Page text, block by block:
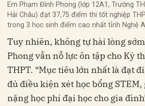
Em Phạm Đình Phong (lớp 12A1, Trường
Hải Châu) đạt 37,75 điểm thi tốt nghiệp
trong 3 học sinh điểm cao nhất tỉnh Nghệ
Tuy nhiên, không tự hài lòng
Phong vẫn nỗ lực ôn tập cho Kỳ
THPT. “Mục tiêu lớn nhất là đạt
đủ điều kiện xét học bổng
nặng học phí đại học cho gia